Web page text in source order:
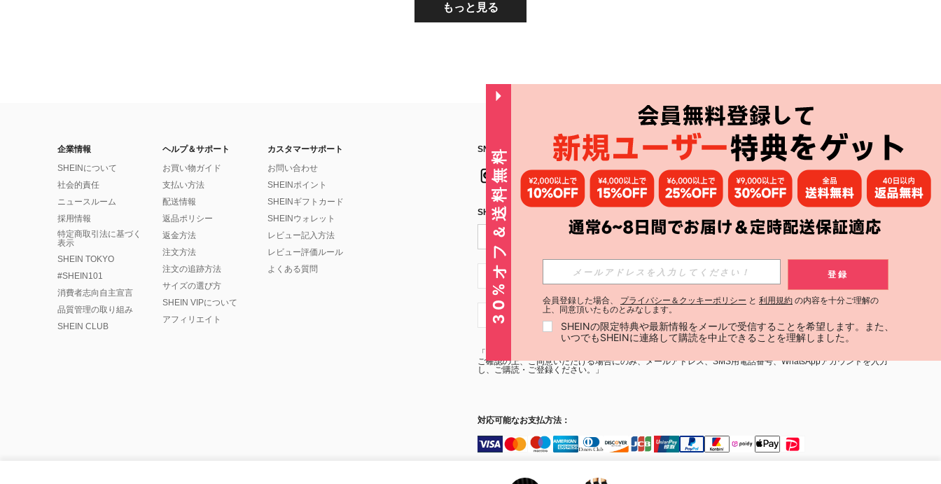
もっと見る
企業情報
SHEINについて
社会的責任
ニュースルーム
採用情報
特定商取引法に基づく
表示
SHEIN TOKYO
#SHEIN101
消費者志向自主宣言
品質管理の取り組み
SHEIN CLUB
ヘルプ＆サポート
お買い物ガイド
支払い方法
配送情報
返品ポリシー
返金方法
注文方法
注文の追跡方法
サイズの選び方
SHEIN VIPについて
アフィリエイト
カスタマーサポート
お問い合わせ
SHEINポイント
SHEINギフトカード
SHEINウォレット
レビュー記入方法
レビュー評価ルール
よくある質問
SNSフォローはこちら： アプリ
SHEIN STYLE NEWSを購読する
購読
JP + 81 登録する
JP + 81
「SHEIN STYLE NEWSの購読には「
ご確認の上、ご同意いただける場合にのみ、メールアドレス、SMS用電話番号、WhatsAppアカウントを入力
し、ご購読・ご登録ください。」
対応可能なお支払方法：
30%オフ＆送料無料 登録
会員登録した場合、 プライバシー＆クッキーポリシー と 利用規約 の内容を十分ご理解の
上、同意頂いたものとみなします。
SHEINの限定特典や最新情報をメールで受信することを希望します。また、
いつでもSHEINに連絡して購読を中止できることを理解しました。